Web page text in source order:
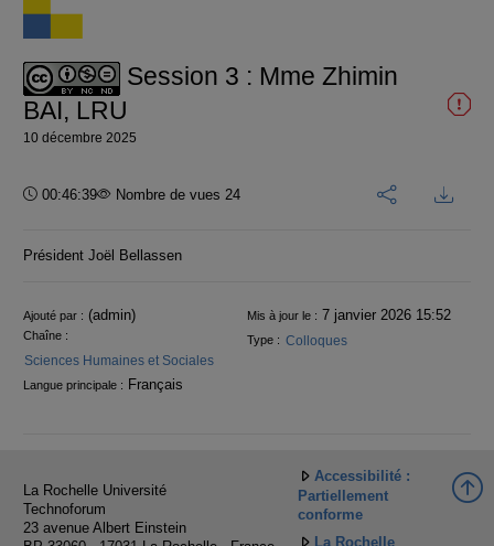
Session 3 : Mme Zhimin
BAI, LRU
10 décembre 2025
Durée :
00:46:39 Nombre de vues 24
Président Joël Bellassen
Informations
Ajouté par : (admin) Mis à jour le : 7 janvier 2026 15:52
Chaîne :
Sciences Humaines et Sociales
Type : Colloques
Langue principale : Français
La Rochelle Université
Technoforum
23 avenue Albert Einstein
Accessibilité :
Partiellement
conforme
La Rochelle